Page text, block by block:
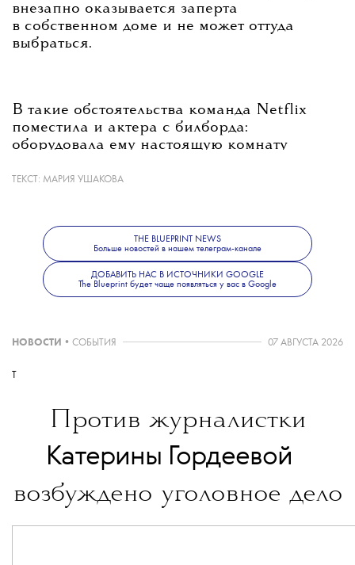
внезапно оказывается заперта
в собственном доме и не может оттуда
выбраться.
В такие обстоятельства команда Netflix
поместила и актера с билборда:
оборудовала ему настоящую комнату
снабдила хлопьями и газетами и вручила
Пока непонятно, какой эффект это окажет
на просмотры фильма, но Марина
ТЕКСТ: МАРИЯ УШАКОВА
THE BLUEPRINT NEWS
Больше новостей в нашем телеграм-канале
ДОБАВИТЬ НАС В ИСТОЧНИКИ GOOGLE
The Blueprint будет чаще появляться у вас в Google
НОВОСТИ • СОБЫТИЯ 07 АВГУСТА 2026
T
Против журналистки
Катерины Гордеевой
возбуждено уголовное дело